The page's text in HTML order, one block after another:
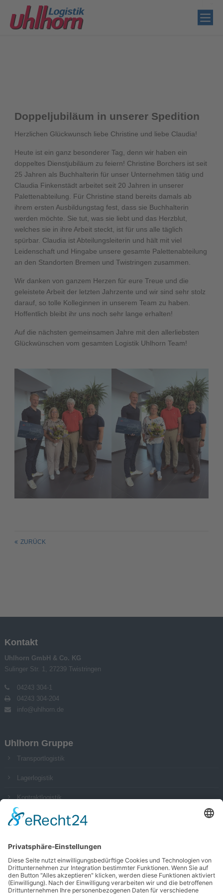
Doppeljubiläum in unserer Spedition
Herzlichen Glückwunsch liebe Christine und liebe Claudia!
Heute ist ein ganz besonderer Tag, denn wir haben ein
doppeltes Dienstjubiläum zu feiern! Christine Borchers ist seit
25 Jahren als Buchhalterin für unser Unternehmen tätig und
Claudia Finkenstädt arbeitet seit 20 Jahren in unserer
Palettenabteilung. Für Christine stand bereits damals ab
ihrem ersten Ausbildungstag fest, dass sie Buchhalterin
werden möchte. Sie tut, was sie liebt und das Herzblut,
welches sie in ihre Arbeit steckt, ist für uns alle täglich
spürbar. Claudia ist Abteilungsleiterin und hält mit viel
Leidenschaft und Hingabe unsere gesamte Palettenabteilung
an den Standorten Bremen und Twistringen zusammen.
Wir danken von ganzem Herzen für eure Treue und die
geleistete Arbeit der letzten Jahrzente und wir sind sehr stolz
darauf, so tolle Kolleginnen in unserem Team zu haben.
Hoffentlich bleibt ihr uns noch sehr lange erhalten!
Auf die nächsten gemeinsamen Jahre mit den allerliebsten
Glückwünschen vom gesamten Logistik Uhlhorn Team!
ZURÜCK
Kontakt
Uhlhorn GmbH & Co. KG
Sulinger Str. 1, 27239 Twistringen
04243 304-1
04243 304-204
info@uhlhorn.de
Uhlhorn Gruppe
Transportlogistik
Lagerlogistik
Kontraktlogistik
Impressum
Social Media